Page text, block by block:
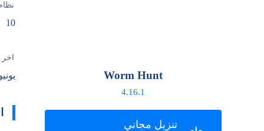
Worm Hunt
4.16.1
تنزيل مجاني
10
يونيو 6,